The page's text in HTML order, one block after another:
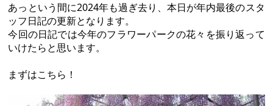
あっという間に2024年も過ぎ去り、本日が年内最後のスタ
ッフ日記の更新となります。
今回の日記では今年のフラワーパークの花々を振り返って
いけたらと思います。
まずはこちら！